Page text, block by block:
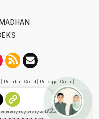
Rejabar.co.id Rejogja.co.id
Dewan Pers
K/XII/2022